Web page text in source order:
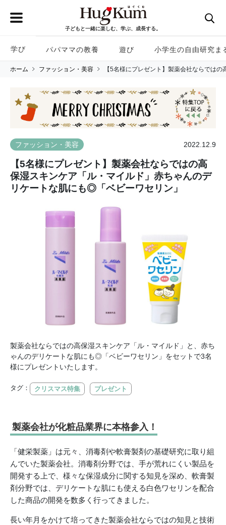
子どもと一緒に楽しむ、学ぶ、成長する。
学び パパママの教養 遊び 小学生の自由研究ま
ホーム ファッション・美容 【5名様にプレゼント】製薬会社ならでは
ファッション・美容 2022.12.9
【5名様にプレゼント】製薬会社ならではの高
保湿スキンケア「ル・マイルド」赤ちゃんのデ
リケートな肌にも◎「ベビーワセリン」
製薬会社ならではの高保湿スキンケア「ル・マイルド」と、赤ち
ゃんのデリケートな肌にも◎「ベビーワセリン」をセットで3名
様にプレゼントいたします。
タグ： クリスマス特集 プレゼント
製薬会社が化粧品業界に本格参入！
「健栄製薬」は元々、消毒剤や軟膏製剤の基礎研究に取り組
んでいた製薬会社。消毒剤分野では、手が荒れにくい製品を
開発する上で、様々な保湿成分に関する知見を深め、軟膏製
剤分野では、デリケートな肌にも使える白色ワセリンを配合
した商品の開発を数多く行ってきました。
長い年月をかけて培ってきた製薬会社ならではの知見と技術